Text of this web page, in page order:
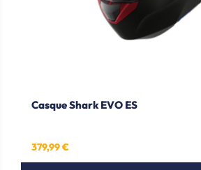
Casque Shark EVO ES
Prix
379,99 €